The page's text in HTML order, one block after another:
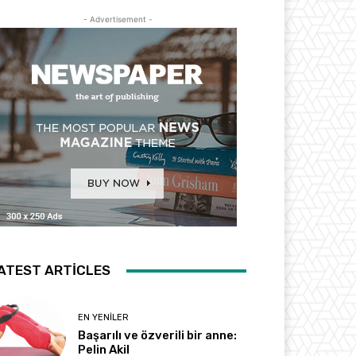
- Advertisement -
ARTICLES
EN YENILER
Başarılı ve özverili bir anne:
Pelin Akil